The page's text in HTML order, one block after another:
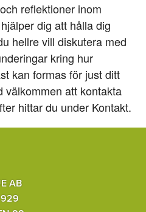
reflektioner inom
dig att hålla dig
hellre vill diskutera med
kring hur
kan formas för just ditt
välkommen att kontakta
hittar du under Kontakt.
AB